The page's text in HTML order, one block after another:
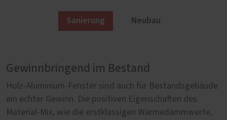
Sanierung Neubau
Gewinnbringend im Bestand
Holz-Aluminium-Fenster sind auch für Bestandsgebäude
ein echter Gewinn. Die positiven Eigenschaften des
Material-Mix, wie die erstklassigen Wärmedämmwerte,
Elegant im Neubau
Exklusives Wohnen braucht exklusive Fenster, die ein
Höchstmaß an Komfort versprechen und sich elegant in
eine einzigartige Außenansicht integrieren. Unsere Holz-